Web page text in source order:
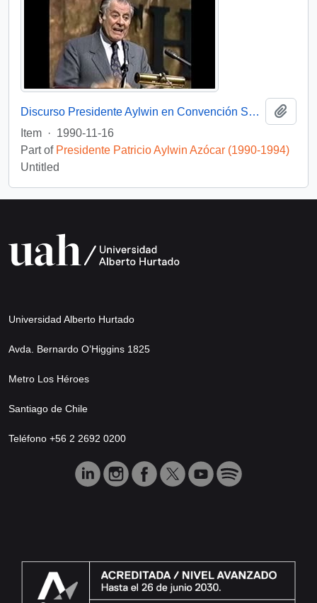
Discurso Presidente Aylwin en Convención Santiago: Video
Item · 1990-11-16
Part of Presidente Patricio Aylwin Azócar (1990-1994)
Untitled
Universidad Alberto Hurtado
Avda. Bernardo O’Higgins 1825
Metro Los Héroes
Santiago de Chile
Teléfono +56 2 2692 0200